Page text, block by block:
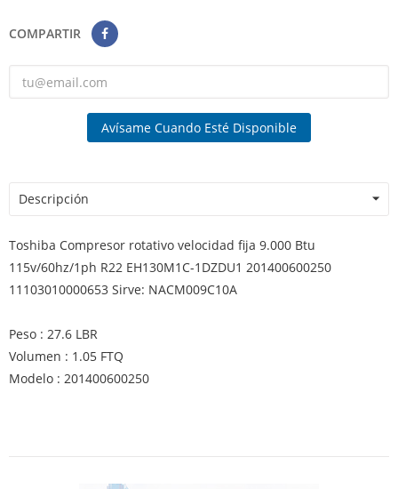
COMPARTIR
Avísame Cuando Esté Disponible
Descripción
Toshiba Compresor rotativo velocidad fija 9.000 Btu
115v/60hz/1ph R22 EH130M1C-1DZDU1 201400600250
11103010000653 Sirve: NACM009C10A
Peso : 27.6 LBR
Volumen : 1.05 FTQ
Modelo : 201400600250